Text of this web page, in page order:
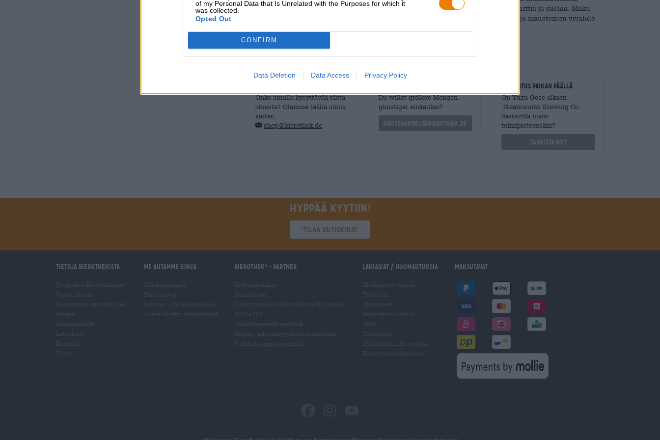
of my Personal Data that Is Unrelated with the Purposes for which it
was collected.
Opted Out
CONFIRM
Data Deletion Data Access Privacy Policy
valkoista vaahtoa. Tuoksussa oluessa on mausteisia sitrushedelmiä, luonnonjogurttia ja suolaa. Maku
seuraa jalkaa ja siinä on herkästi hapan yuzua, kukkahumalaa, kevyttä mallasta ja mausteinen vivahde
Onko sinulla kysyttävää tästä
oluesta? Olemme täällä sinua
varten.
shop@bierothek.de
Du willst größere Mengen
günstiger einkaufen?
grosshandel@bierothek.de
Tarkastus paikan päällä
On Yuzu Gose alkaen
Steamworks Brewing Co.
Saatavilla myös
toimipisteessäni?
Tarkista nyt
Hyppää kyytiin!
'Tilaa uutiskirje'
Tietoja Bierothekista Me autamme sinua Bierothek - Partner Lakiasiat / Huomautuksia Maksutavat